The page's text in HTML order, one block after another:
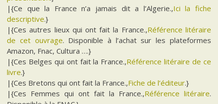
|{Ce que la France n’a jamais dit a l’Algerie.,Ici la fiche
descriptive.}
|{Ces autres lieux qui ont fait la France.,Référence litéraire
de cet ouvrage. Disponible à l’achat sur les plateformes
Amazon, Fnac, Cultura ….}
|{Ces Belges qui ont fait la France.,Référence litéraire de ce
livre.}
|{Ces Bretons qui ont fait la France.,Fiche de l’éditeur.}
|{Ces Femmes qui ont fait la France.,Référence litéraire.